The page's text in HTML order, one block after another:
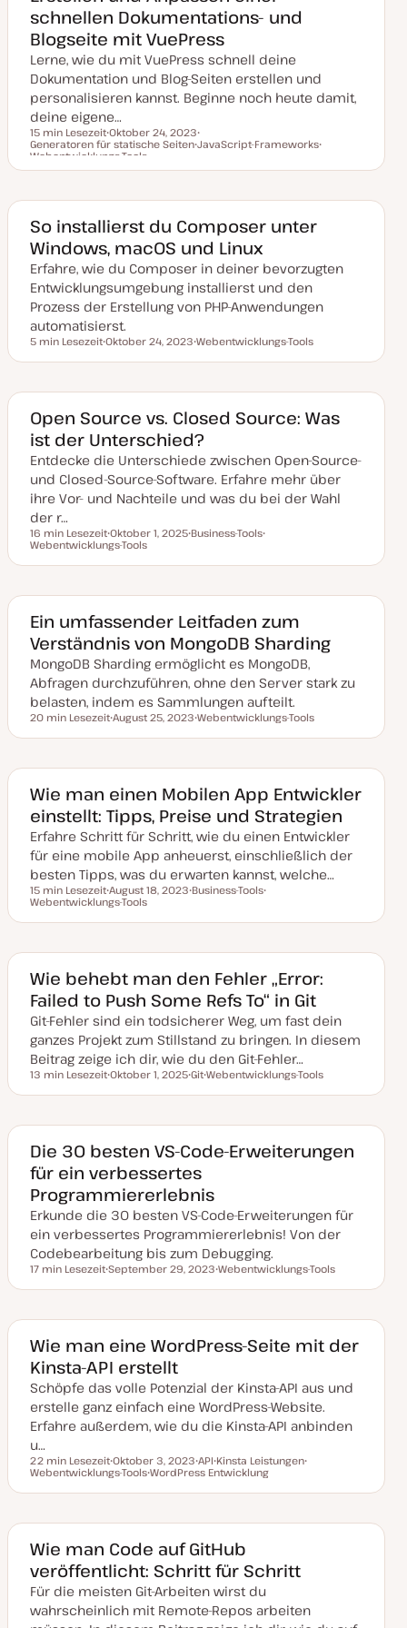
schnellen Dokumentations- und
Blogseite mit VuePress
Lerne, wie du mit VuePress schnell deine
Dokumentation und Blog-Seiten erstellen und
personalisieren kannst. Beginne noch heute damit,
deine eigene…
Lesezeit
15 min Lesezeit
D
a
t
a
t
a
s
e
r
t
Oktober 24, 2023
T
e
Generatoren für statische Seiten
h
a
JavaScript-Frameworks
h
a
Webentwicklungs-Tools
So installierst du Composer unter
Windows, macOS und Linux
Erfahre, wie du Composer in deiner bevorzugten
Entwicklungsumgebung installierst und den
Prozess der Erstellung von PHP-Anwendungen
automatisierst.
Lesezeit
5 min Lesezeit
a
u
a
k
t
u
a
i
s
i
r
t
Oktober 24, 2023
h
m
Webentwicklungs-Tools
Open Source vs. Closed Source: Was
ist der Unterschied?
Entdecke die Unterschiede zwischen Open-Source-
und Closed-Source-Software. Erfahre mehr über
ihre Vor- und Nachteile und was du bei der Wahl
der r…
Lesezeit
16 min Lesezeit
D
t
m
k
t
u
a
l
s
i
e
r
Oktober 1, 2025
e
a
Business-Tools
e
a
Webentwicklungs-Tools
Ein umfassender Leitfaden zum
Verständnis von MongoDB Sharding
MongoDB Sharding ermöglicht es MongoDB,
Abfragen durchzuführen, ohne den Server stark zu
belasten, indem es Sammlungen aufteilt.
Lesezeit
20 min Lesezeit
a
u
a
k
t
u
a
i
s
i
e
r
August 25, 2023
h
m
Webentwicklungs-Tools
Wie man einen Mobilen App Entwickler
einstellt: Tipps, Preise und Strategien
Erfahre Schritt für Schritt, wie du einen Entwickler
für eine mobile App anheuerst, einschließlich der
besten Tipps, was du erwarten kannst, welche…
Lesezeit
15 min Lesezeit
D
t
m
k
t
u
a
l
s
i
e
r
August 18, 2023
e
a
Business-Tools
e
a
Webentwicklungs-Tools
Wie behebt man den Fehler „Error:
Failed to Push Some Refs To“ in Git
Git-Fehler sind ein todsicherer Weg, um fast dein
ganzes Projekt zum Stillstand zu bringen. In diesem
Beitrag zeige ich dir, wie du den Git-Fehler…
Lesezeit
13 min Lesezeit
a
u
a
k
t
u
a
i
e
r
t
Oktober 1, 2025
h
m
Git
h
m
Webentwicklungs-Tools
Die 30 besten VS-Code-Erweiterungen
für ein verbessertes
Programmiererlebnis
Erkunde die 30 besten VS-Code-Erweiterungen für
ein verbessertes Programmiererlebnis! Von der
Codebearbeitung bis zum Debugging.
Lesezeit
17 min Lesezeit
a
u
k
t
u
a
i
s
i
r
t
September 29, 2023
h
m
Webentwicklungs-Tools
Wie man eine WordPress-Seite mit der
Kinsta-API erstellt
Schöpfe das volle Potenzial der Kinsta-API aus und
erstelle ganz einfach eine WordPress-Website.
Erfahre außerdem, wie du die Kinsta-API anbinden
u…
Lesezeit
22 min Lesezeit
D
t
m
k
t
u
a
l
i
s
Oktober 3, 2023
T
e
a
API
T
e
a
Kinsta Leistungen
e
a
Webentwicklungs-Tools
h
m
WordPress Entwicklung
Wie man Code auf GitHub
veröffentlicht: Schritt für Schritt
Für die meisten Git-Arbeiten wirst du
wahrscheinlich mit Remote-Repos arbeiten